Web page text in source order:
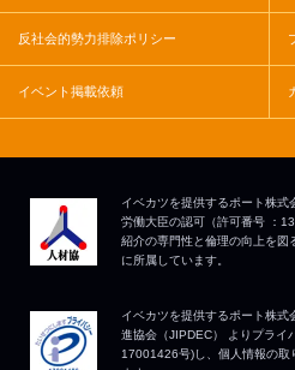
反社会的勢力排除ポリシー
イベント掲載依頼